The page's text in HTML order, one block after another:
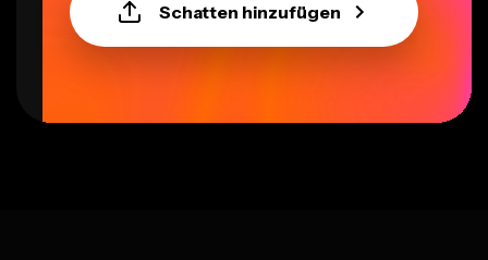
Schatten hinzufügen